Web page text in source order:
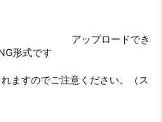
アップロードでき
形式です
ますのでご注意ください。（ス